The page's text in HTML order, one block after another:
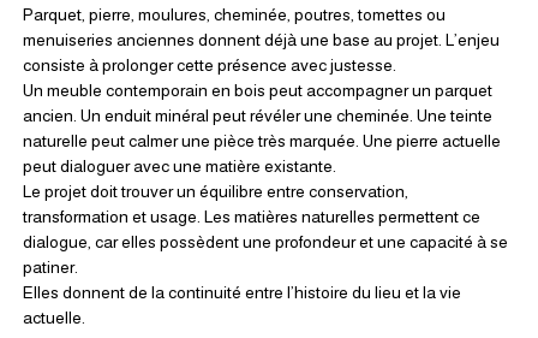
Parquet, pierre, moulures, cheminée, poutres, tomettes ou
menuiseries anciennes donnent déjà une base au projet. L’enjeu
consiste à prolonger cette présence avec justesse.
Un meuble contemporain en bois peut accompagner un parquet
ancien. Un enduit minéral peut révéler une cheminée. Une teinte
naturelle peut calmer une pièce très marquée. Une pierre actuelle
peut dialoguer avec une matière existante.
Le projet doit trouver un équilibre entre conservation,
transformation et usage. Les matières naturelles permettent ce
dialogue, car elles possèdent une profondeur et une capacité à se
patiner.
Elles donnent de la continuité entre l’histoire du lieu et la vie
actuelle.